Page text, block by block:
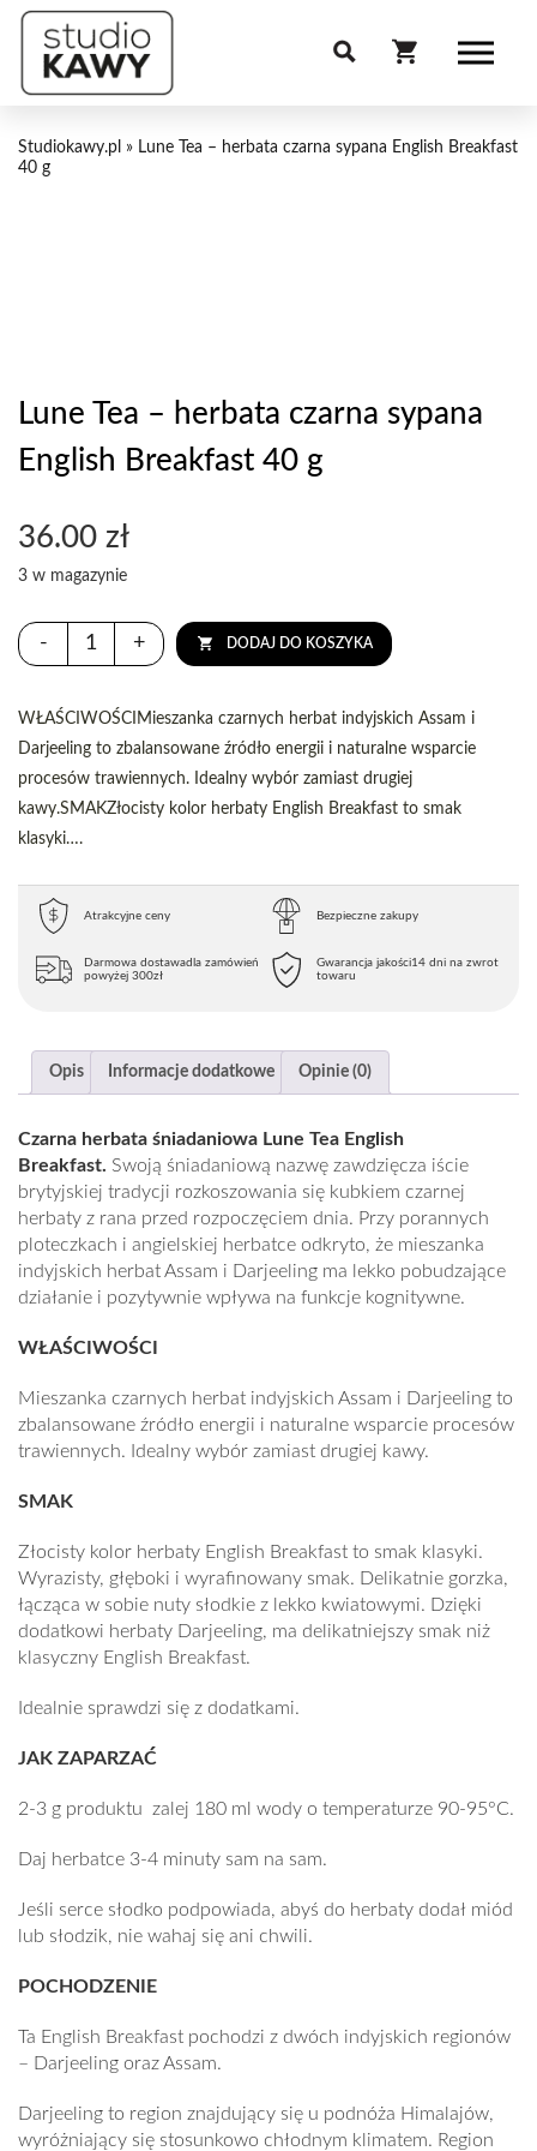
Studiokawy.pl » Lune Tea – herbata czarna sypana English Breakfast
40 g
Lune Tea – herbata czarna sypana
English Breakfast 40 g
36.00 zł
3 w magazynie
- + DODAJ DO KOSZYKA
WŁAŚCIWOŚCIMieszanka czarnych herbat indyjskich Assam i
Darjeeling to zbalansowane źródło energii i naturalne wsparcie
procesów trawiennych. Idealny wybór zamiast drugiej
kawy.SMAKZłocisty kolor herbaty English Breakfast to smak
klasyki….
Atrakcyjne ceny Bezpieczne zakupy
Darmowa dostawadla zamówień
powyżej 300zł
Gwarancja jakości14 dni na zwrot
towaru
Opis Informacje dodatkowe Opinie (0)
Czarna herbata śniadaniowa Lune Tea English
Breakfast. Swoją śniadaniową nazwę zawdzięcza iście
brytyjskiej tradycji rozkoszowania się kubkiem czarnej
herbaty z rana przed rozpoczęciem dnia. Przy porannych
ploteczkach i angielskiej herbatce odkryto, że mieszanka
indyjskich herbat Assam i Darjeeling ma lekko pobudzające
działanie i pozytywnie wpływa na funkcje kognitywne.
WŁAŚCIWOŚCI
Mieszanka czarnych herbat indyjskich Assam i Darjeeling to
zbalansowane źródło energii i naturalne wsparcie procesów
trawiennych. Idealny wybór zamiast drugiej kawy.
SMAK
Złocisty kolor herbaty English Breakfast to smak klasyki.
Wyrazisty, głęboki i wyrafinowany smak. Delikatnie gorzka,
łącząca w sobie nuty słodkie z lekko kwiatowymi. Dzięki
dodatkowi herbaty Darjeeling, ma delikatniejszy smak niż
klasyczny English Breakfast.
Idealnie sprawdzi się z dodatkami.
JAK ZAPARZAĆ
2-3 g produktu zalej 180 ml wody o temperaturze 90-95°C.
Daj herbatce 3-4 minuty sam na sam.
Jeśli serce słodko podpowiada, abyś do herbaty dodał miód
lub słodzik, nie wahaj się ani chwili.
POCHODZENIE
Ta English Breakfast pochodzi z dwóch indyjskich regionów
– Darjeeling oraz Assam.
Darjeeling to region znajdujący się u podnóża Himalajów,
wyróżniający się stosunkowo chłodnym klimatem. Region